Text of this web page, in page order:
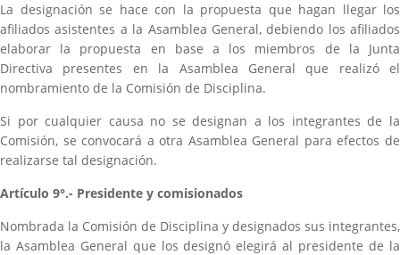
La designación se hace con la propuesta que hagan llegar los
afiliados asistentes a la Asamblea General, debiendo los afiliados
elaborar la propuesta en base a los miembros de la Junta
Directiva presentes en la Asamblea General que realizó el
nombramiento de la Comisión de Disciplina.
Si por cualquier causa no se designan a los integrantes de la
Comisión, se convocará a otra Asamblea General para efectos de
realizarse tal designación.
Artículo 9°.- Presidente y comisionados
Nombrada la Comisión de Disciplina y designados sus integrantes,
la Asamblea General que los designó elegirá al presidente de la